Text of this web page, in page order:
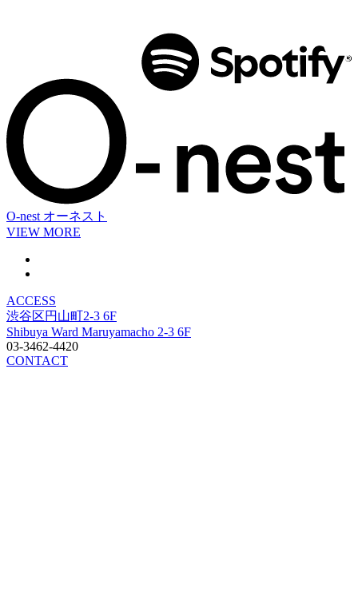
O-nest オーネスト
VIEW MORE
ACCESS
渋谷区円山町2-3 6F
Shibuya Ward Maruyamacho 2-3 6F
03-3462-4420
CONTACT